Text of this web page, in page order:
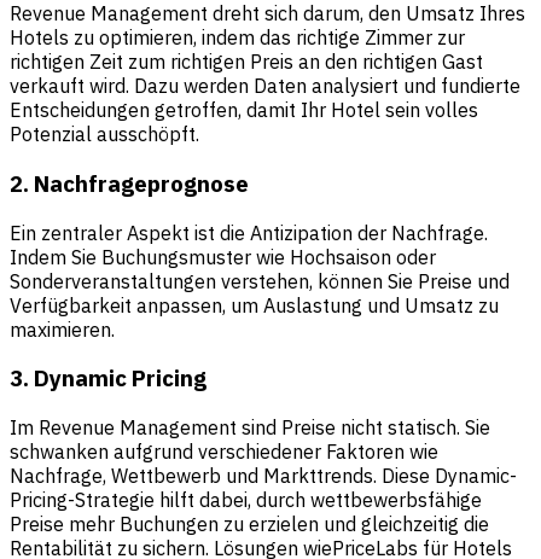
Revenue Management dreht sich darum, den Umsatz Ihres
Hotels zu optimieren, indem das richtige Zimmer zur
richtigen Zeit zum richtigen Preis an den richtigen Gast
verkauft wird. Dazu werden Daten analysiert und fundierte
Entscheidungen getroffen, damit Ihr Hotel sein volles
Potenzial ausschöpft.
2. Nachfrageprognose
Ein zentraler Aspekt ist die Antizipation der Nachfrage.
Indem Sie Buchungsmuster wie Hochsaison oder
Sonderveranstaltungen verstehen, können Sie Preise und
Verfügbarkeit anpassen, um Auslastung und Umsatz zu
maximieren.
3. Dynamic Pricing
Im Revenue Management sind Preise nicht statisch. Sie
schwanken aufgrund verschiedener Faktoren wie
Nachfrage, Wettbewerb und Markttrends. Diese Dynamic-
Pricing-Strategie hilft dabei, durch wettbewerbsfähige
Preise mehr Buchungen zu erzielen und gleichzeitig die
Rentabilität zu sichern. Lösungen wiePriceLabs für Hotels